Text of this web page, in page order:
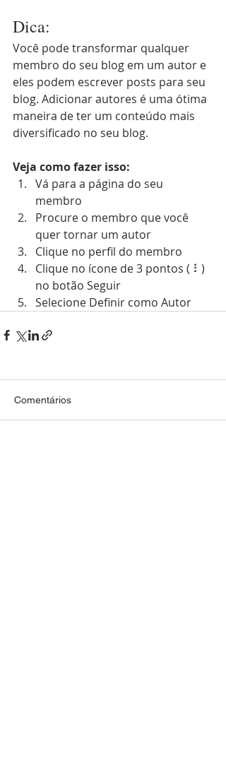
Dica:
Você pode transformar qualquer
membro do seu blog em um autor e
eles podem escrever posts para seu
blog. Adicionar autores é uma ótima
maneira de ter um conteúdo mais
diversificado no seu blog.
Veja como fazer isso:
Vá para a página do seu
membro
Procure o membro que você
quer tornar um autor
Clique no perfil do membro
Clique no ícone de 3 pontos ( ⠇)
no botão Seguir
Selecione Definir como Autor
Comentários